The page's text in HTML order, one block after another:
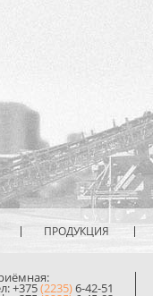
ПРОДУКЦИЯ
+375(2235)6-42-51